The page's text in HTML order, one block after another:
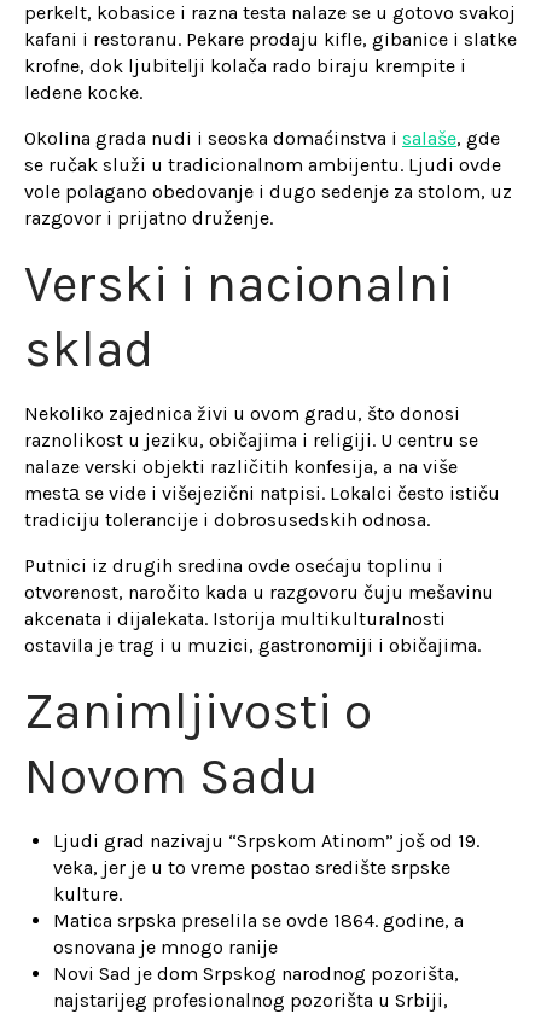
perkelt, kobasice i razna testa nalaze se u gotovo svakoj
kafani i restoranu. Pekare prodaju kifle, gibanice i slatke
krofne, dok ljubitelji kolača rado biraju krempite i
ledene kocke.
Okolina grada nudi i seoska domaćinstva i salaše, gde
se ručak služi u tradicionalnom ambijentu. Ljudi ovde
vole polagano obedovanje i dugo sedenje za stolom, uz
razgovor i prijatno druženje.
Verski i nacionalni
sklad
Nekoliko zajednica živi u ovom gradu, što donosi
raznolikost u jeziku, običajima i religiji. U centru se
nalaze verski objekti različitih konfesija, a na više
mestа se vide i višejezični natpisi. Lokalci često ističu
tradiciju tolerancije i dobrosusedskih odnosa.
Putnici iz drugih sredina ovde osećaju toplinu i
otvorenost, naročito kada u razgovoru čuju mešavinu
akcenata i dijalekata. Istorija multikulturalnosti
ostavila je trag i u muzici, gastronomiji i običajima.
Zanimljivosti o
Novom Sadu
Ljudi grad nazivaju “Srpskom Atinom” još od 19.
veka, jer je u to vreme postao središte srpske
kulture.
Matica srpska preselila se ovde 1864. godine, a
osnovana je mnogo ranije
Novi Sad je dom Srpskog narodnog pozorišta,
najstarijeg profesionalnog pozorišta u Srbiji,